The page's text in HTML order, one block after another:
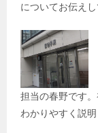
についてお伝えし
担当の春野です
わかりやすく説明